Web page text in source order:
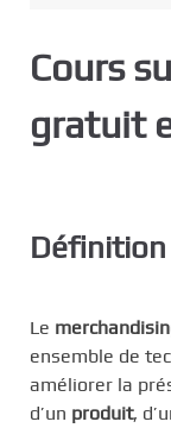
Cours
gratuit
Le
ensemble de
améliorer la
d’un produit,